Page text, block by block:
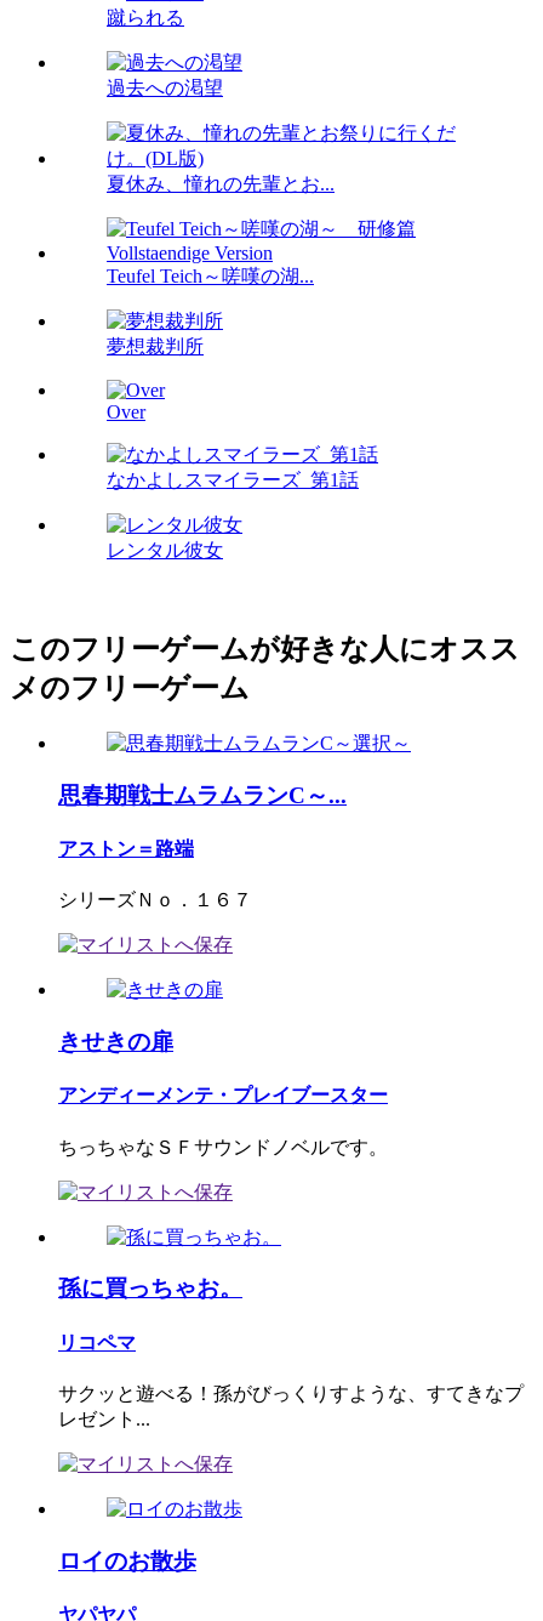
蹴られる
過去への渇望
夏休み、憧れの先輩とお...
Teufel Teich～嗟嘆の湖...
夢想裁判所
Over
なかよしスマイラーズ_第1話
レンタル彼女
このフリーゲームが好きな人にオスス
メのフリーゲーム
思春期戦士ムラムランC～...
アストン＝路端
シリーズＮｏ．１６７
きせきの扉
アンディーメンテ・プレイブースター
ちっちゃなＳＦサウンドノベルです。
孫に買っちゃお。
リコペマ
サクッと遊べる！孫がびっくりすような、すてきなプ
レゼント...
ロイのお散歩
ヤパヤパ